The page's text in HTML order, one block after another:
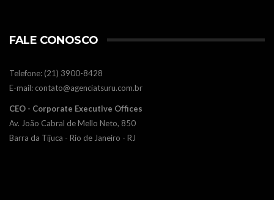
FALE CONOSCO
Telefone: (21) 3900-8428
E-mail: contato@agenciatsuru.com.br
CEO - Corporate Executive Offices
Av. João Cabral de Mello Neto, 850
Barra da Tijuca - Rio de Janeiro - RJ